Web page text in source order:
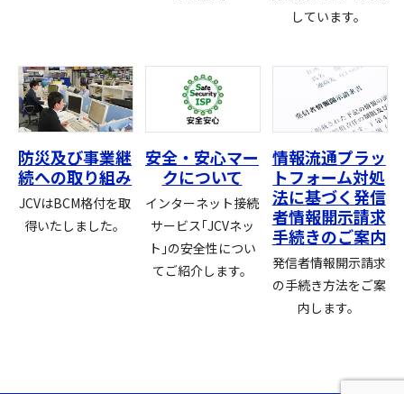
しています。
防災及び事業継
続への取り組み
JCVはBCM格付を取
得いたしました。
安全・安心マー
クについて
インターネット接続
サービス｢JCVネッ
ト｣の安全性につい
てご紹介します。
情報流通プラッ
トフォーム対処
法に基づく発信
者情報開示請求
手続きのご案内
発信者情報開示請求
の手続き方法をご案
内します。